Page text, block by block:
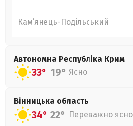
Кам’янець-Подільський
Автономна Республіка Крим
33° 19° Ясно
Вінницька область
34° 22° Переважно ясно